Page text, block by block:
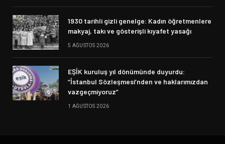
1930 tarihli gizli genelge: Kadın öğretmenlere
makyaj, takı ve gösterişli kıyafet yasağı
5 AĞUSTOS 2026
EŞİK kuruluş yıl dönümünde duyurdu:
“İstanbul Sözleşmesi’nden ve haklarımızdan
vazgeçmiyoruz”
1 AĞUSTOS 2026